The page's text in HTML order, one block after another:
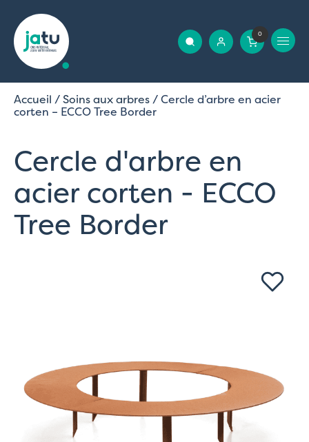
0
Accueil /Soins aux arbres/ Cercle d’arbre en acier
corten – ECCO Tree Border
Cercle d'arbre en
acier corten - ECCO
Tree Border